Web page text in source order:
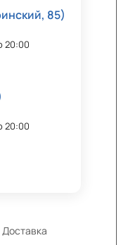
85)
20:00
20:00
Доставка